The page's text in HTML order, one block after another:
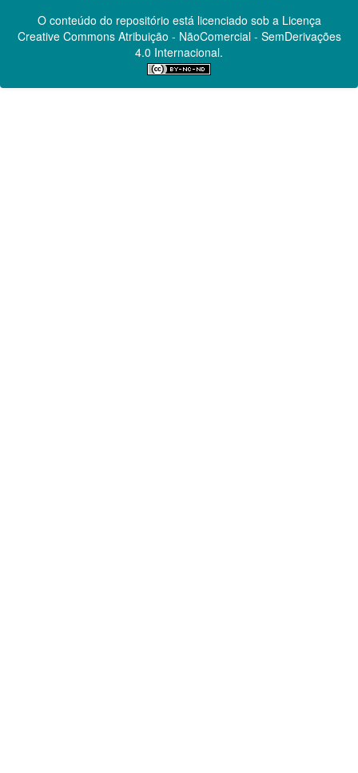
O conteúdo do repositório está licenciado sob a Licença
Creative CommonsAtribuição - NãoComercial - SemDerivações
4.0 Internacional.